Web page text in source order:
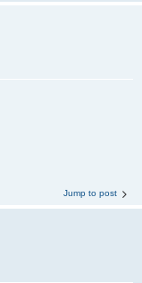
Jump to post